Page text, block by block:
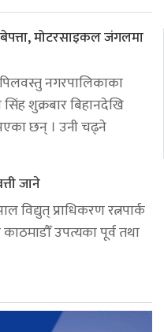
मोटरसाइकल जंगलमा
नगरपालिकाका
शुक्रबार बिहानदेखि
छन् । उनी चढ्ने
जाने
विद्युत् प्राधिकरण रत्नपार्क
उपत्यका पूर्व तथा